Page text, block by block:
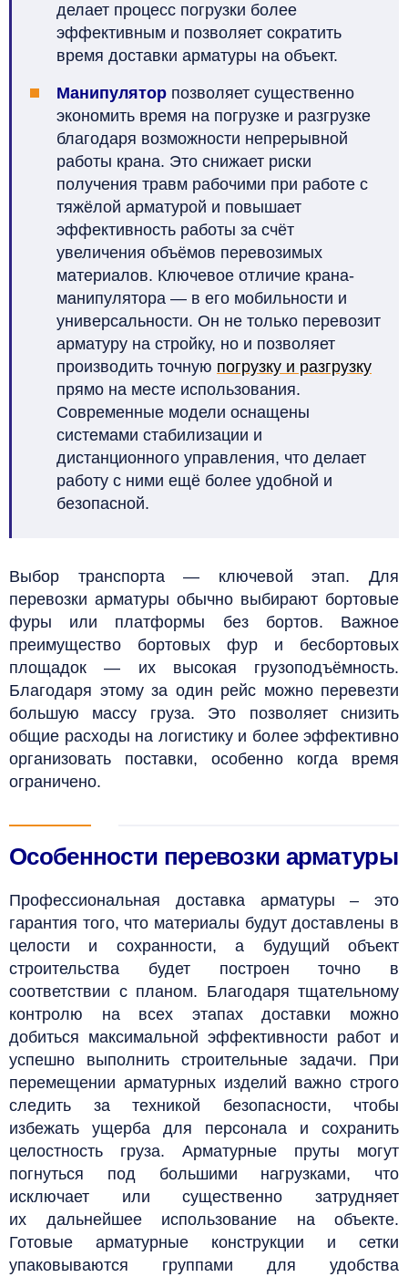
делает процесс погрузки более
эффективным и позволяет сократить
время доставки арматуры на объект.
Манипулятор позволяет существенно
экономить время на погрузке и разгрузке
благодаря возможности непрерывной
работы крана. Это снижает риски
получения травм рабочими при работе с
тяжёлой арматурой и повышает
эффективность работы за счёт
увеличения объёмов перевозимых
материалов. Ключевое отличие крана-
манипулятора — в его мобильности и
универсальности. Он не только перевозит
арматуру на стройку, но и позволяет
производить точную погрузку и разгрузку
прямо на месте использования.
Современные модели оснащены
системами стабилизации и
дистанционного управления, что делает
работу с ними ещё более удобной и
безопасной.
Выбор транспорта — ключевой этап. Для
перевозки арматуры обычно выбирают бортовые
фуры или платформы без бортов. Важное
преимущество бортовых фур и бесбортовых
площадок — их высокая грузоподъёмность.
Благодаря этому за один рейс можно перевезти
большую массу груза. Это позволяет снизить
общие расходы на логистику и более эффективно
организовать поставки, особенно когда время
ограничено.
Особенности перевозки арматуры
Профессиональная доставка арматуры – это
гарантия того, что материалы будут доставлены в
целости и сохранности, а будущий объект
строительства будет построен точно в
соответствии с планом. Благодаря тщательному
контролю на всех этапах доставки можно
добиться максимальной эффективности работ и
успешно выполнить строительные задачи. При
перемещении арматурных изделий важно строго
следить за техникой безопасности, чтобы
избежать ущерба для персонала и сохранить
целостность груза. Арматурные пруты могут
погнуться под большими нагрузками, что
исключает или существенно затрудняет
их дальнейшее использование на объекте.
Готовые арматурные конструкции и сетки
упаковываются группами для удобства